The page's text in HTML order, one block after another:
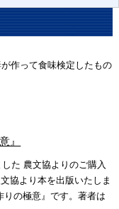
作って食味検定したもの
』
た 農文協よりのご購入
協より本を出版いたしま
りの極意』です。著者は